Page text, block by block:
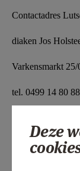
Contactadres
diaken Jos
Varkensmarkt 25/
tel. 0499 14 80
Deze